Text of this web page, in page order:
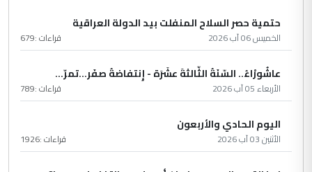
حتمية حصر السلاح المنفلت بيد الدولة العراقية
الخميس 06 آب 2026 قراءات :679
عاشُورْاءُ.. السّنَةُ الثّالثةَ عشَرَة - إِنتفاضةُ صفَر…تمرّ...
الأربعاء 05 آب 2026 قراءات :789
اليوم الحادي والأربعون
الأثنين 03 آب 2026 قراءات :1926